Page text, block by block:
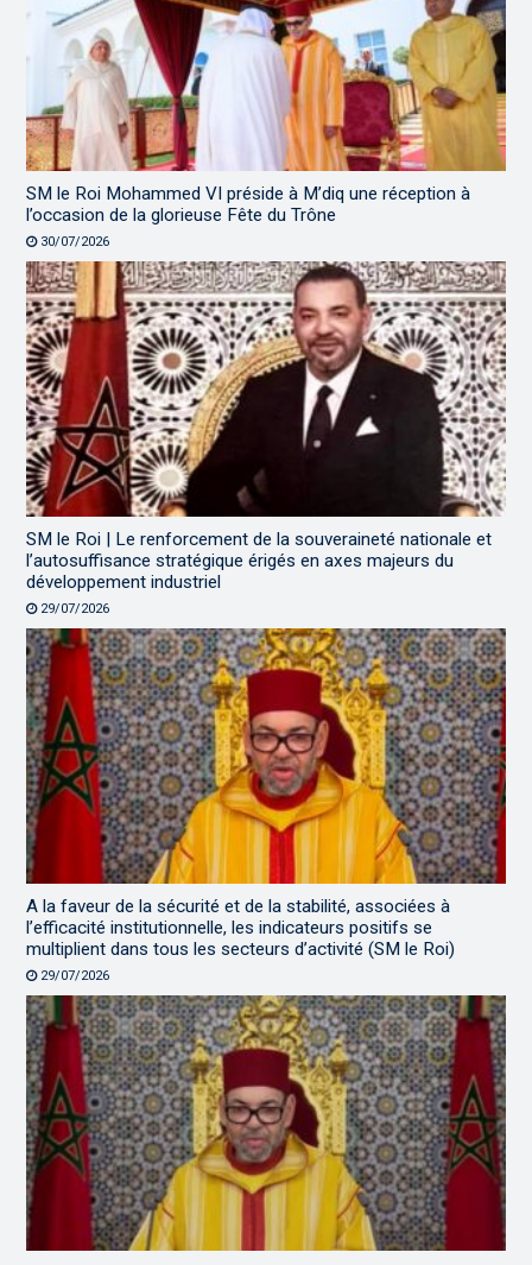
SM le Roi Mohammed VI préside à M’diq une réception à
l’occasion de la glorieuse Fête du Trône
30/07/2026
SM le Roi | Le renforcement de la souveraineté nationale et
l’autosuffisance stratégique érigés en axes majeurs du
développement industriel
29/07/2026
A la faveur de la sécurité et de la stabilité, associées à
l’efficacité institutionnelle, les indicateurs positifs se
multiplient dans tous les secteurs d’activité (SM le Roi)
29/07/2026